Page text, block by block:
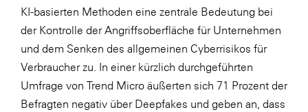
KI-basierten Methoden eine zentrale Bedeutung bei
der Kontrolle der Angriffsoberfläche für Unternehmen
und dem Senken des allgemeinen Cyberrisikos für
Verbraucher zu. In einer kürzlich durchgeführten
Umfrage von Trend Micro äußerten sich 71 Prozent der
Befragten negativ über Deepfakes und geben an, dass